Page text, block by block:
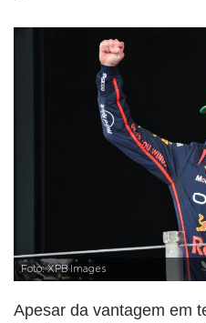
Foto: XPB Images
Apesar da vantagem em